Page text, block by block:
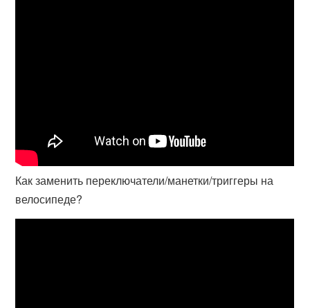
Как заменить переключатели/манетки/триггеры на
велосипеде?